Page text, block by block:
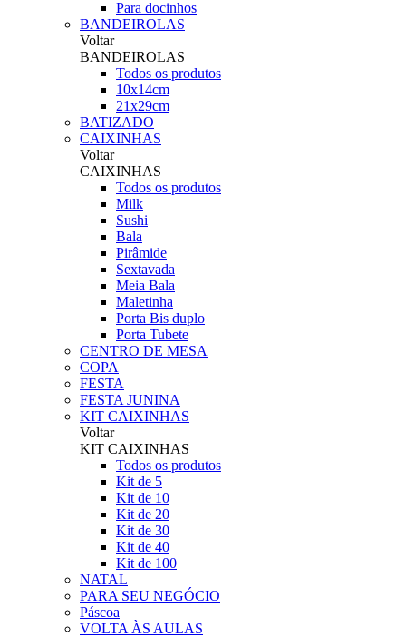
Para docinhos
BANDEIROLAS
Voltar
BANDEIROLAS
Todos os produtos
10x14cm
21x29cm
BATIZADO
CAIXINHAS
Voltar
CAIXINHAS
Todos os produtos
Milk
Sushi
Bala
Pirâmide
Sextavada
Meia Bala
Maletinha
Porta Bis duplo
Porta Tubete
CENTRO DE MESA
COPA
FESTA
FESTA JUNINA
KIT CAIXINHAS
Voltar
KIT CAIXINHAS
Todos os produtos
Kit de 5
Kit de 10
Kit de 20
Kit de 30
Kit de 40
Kit de 100
NATAL
PARA SEU NEGÓCIO
Páscoa
VOLTA ÀS AULAS